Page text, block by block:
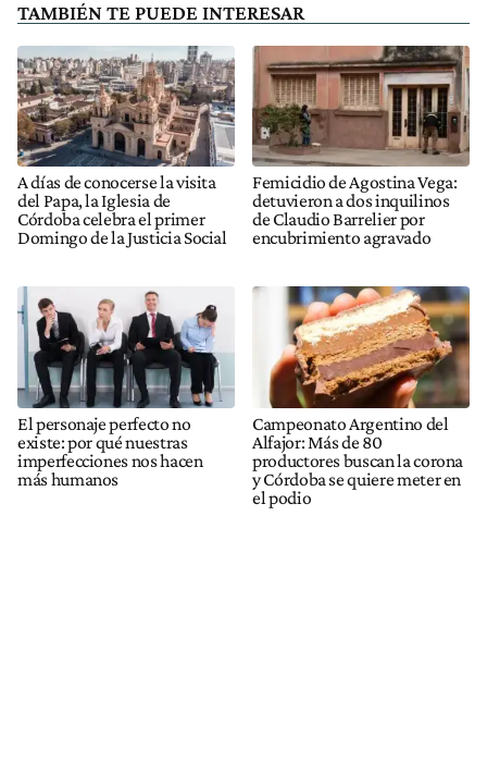
TAMBIÉN TE PUEDE INTERESAR
A días de conocerse la visita
del Papa, la Iglesia de
Córdoba celebra el primer
Domingo de la Justicia Social
Femicidio de Agostina Vega:
detuvieron a dos inquilinos
de Claudio Barrelier por
encubrimiento agravado
El personaje perfecto no
existe: por qué nuestras
imperfecciones nos hacen
más humanos
Campeonato Argentino del
Alfajor: Más de 80
productores buscan la corona
y Córdoba se quiere meter en
el podio